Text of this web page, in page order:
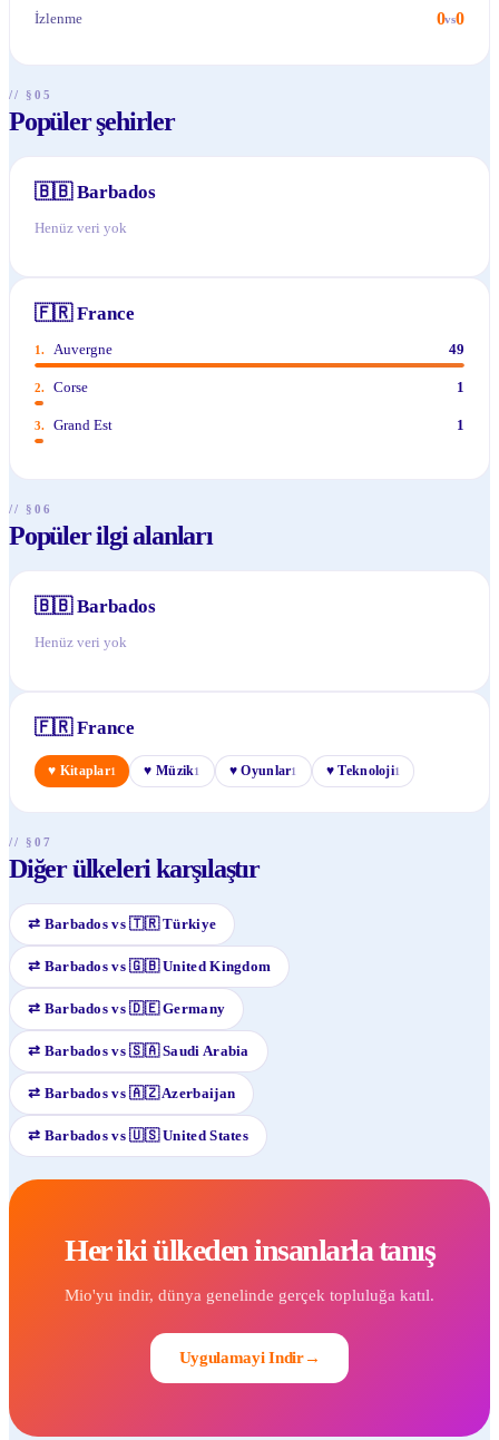
İzlenme 0vs0
// §05
Popüler şehirler
🇧🇧 Barbados
Henüz veri yok
🇫🇷 France
1. Auvergne 49
2. Corse 1
3. Grand Est 1
// §06
Popüler ilgi alanları
🇧🇧 Barbados
Henüz veri yok
🇫🇷 France
♥ Kitaplar1 ♥ Müzik1 ♥Oyunlar1 ♥Teknoloji1
// §07
Diğer ülkeleri karşılaştır
⇄ Barbados vs🇹🇷 Türkiye
⇄ Barbados vs🇬🇧 United Kingdom
⇄ Barbados vs🇩🇪 Germany
⇄ Barbados vs🇸🇦 Saudi Arabia
⇄ Barbados vs🇦🇿 Azerbaijan
⇄ Barbados vs🇺🇸 United States
Her iki ülkeden insanlarla tanış
Mio'yu indir, dünya genelinde gerçek topluluğa katıl.
Uygulamayi Indir→